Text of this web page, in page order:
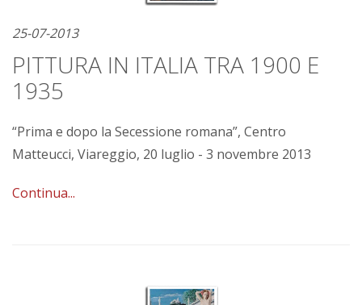
25-07-2013
PITTURA IN ITALIA TRA 1900 E
1935
“Prima e dopo la Secessione romana”, Centro
Matteucci, Viareggio, 20 luglio - 3 novembre 2013
Continua...